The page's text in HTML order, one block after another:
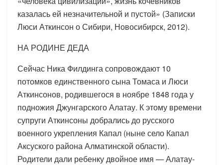
казалась ей незначительной и пустой» (Записки
Люси Аткинсон о Сибири, Новосибирск, 2012).
НА РОДИНЕ ДЕДА
Сейчас Ника Филдинга сопровождают 10
потомков единственного сына Томаса и Люси
Аткинсонов, родившегося в ноябре 1848 года у
подножия Джунгарского Алатау. К этому времени
супруги Аткинсоны добрались до русского
военного укрепления Капал (ныне село Капал
Аксуского района Алматинской области).
Родители дали ребенку двойное имя — Алатау-